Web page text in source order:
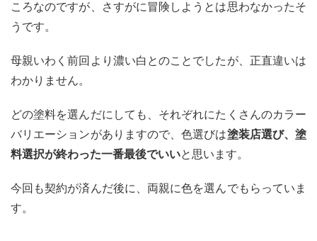
ころなのですが、さすがに冒険しようとは思わなかったそ
うです。
母親いわく前回より濃い白とのことでしたが、正直違いは
わかりません。
どの塗料を選んだにしても、それぞれにたくさんのカラー
バリエーションがありますので、色選びは塗装店選び、塗
料選択が終わった一番最後でいいと思います。
今回も契約が済んだ後に、両親に色を選んでもらっていま
す。